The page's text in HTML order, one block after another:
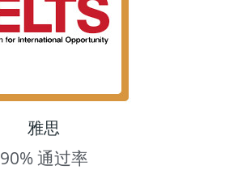
雅思
90% 通过率